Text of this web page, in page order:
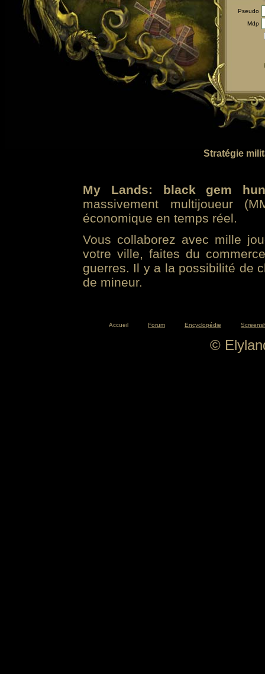
Pseudo
Mdp
Stratégie
My Lands: black gem
massivement multijoueur
économique en temps réel.
Vous collaborez avec mille
votre ville, faites du
guerres. Il y a la possibilité de
de mineur.
Accueil Forum Encyclopédie
©